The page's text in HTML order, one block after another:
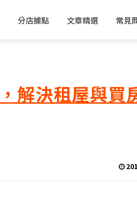
分店據點 文章精選 常見
解決租屋與買